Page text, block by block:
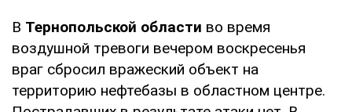
В Тернопольской области во время
воздушной тревоги вечером воскресенья
враг сбросил вражеский объект на
территорию нефтебазы в областном центре.